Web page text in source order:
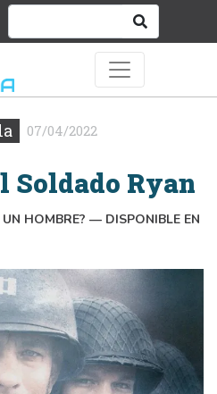
07/04/2022
Soldado Ryan
HOMBRE? — DISPONIBLE EN